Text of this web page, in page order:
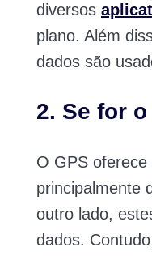
diversos
plano. Além
dados são
2. Se for
O GPS
principalmente
outro lado,
dados.